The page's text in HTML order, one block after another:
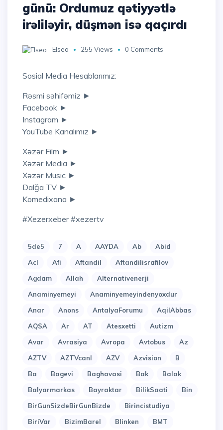
günü: Ordumuz qətiyyətlə
irəliləyir, düşmən isə qaçırdı
Elseo 255 Views 0 Comments
Sosial Media Hesablarımız:
Rəsmi səhifəmiz ►
Facebook ►
Instagram ►
YouTube Kanalımız ►
Xəzər Film ►
Xəzər Media ►
Xəzər Music ►
Dalğa TV ►
Komedixana ►
#xezerxeber #xezertv
5de5 7 A AAYDA Ab
Abid
Acl
Afi Aftandil
Aftandilisrafilov
Agdam
Allah
Alternativenerji
Anaminyemeyi
Anaminyemeyindenyoxdur
Anar
Anons AntalyaForumu
AqilAbbas
AQSA
Ar AT Atesxetti
Autizm
Avar
Avrasiya Avropa Avtobus
Az
AZTV
AZTVcanl AZV Azvision
B
Ba
Bagevi Baghavasi Bak
Balak
Balyarmarkas
Bayraktar BilikSaati
Bin
BirGunSizdeBirGunBizde
Birincistudiya
BiriVar
BizimBarel Blinken
BMT